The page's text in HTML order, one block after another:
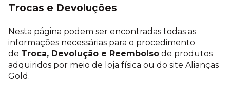
Trocas e Devoluções
Nesta página podem ser encontradas todas as
informações necessárias para o procedimento
de Troca, Devolução e Reembolso de produtos
adquiridos por meio de loja física ou do site Alianças
Gold.